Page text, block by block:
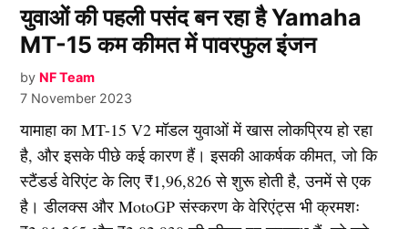
युवाओं की पहली पसंद बन रहा है Yamaha
MT-15 कम कीमत में पावरफुल इंजन
by NF Team
7 November 2023
यामाहा का MT-15 V2 मॉडल युवाओं में खास लोकप्रिय हो रहा
है, और इसके पीछे कई कारण हैं। इसकी आकर्षक कीमत, जो कि
स्टैंडर्ड वेरिएंट के लिए ₹1,96,826 से शुरू होती है, उनमें से एक
है। डीलक्स और MotoGP संस्करण के वेरिएंट्स भी क्रमशः